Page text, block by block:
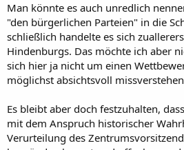
Man könnte es auch unredlich
"den bürgerlichen Parteien" in die
schließlich handelte es sich
Hindenburgs. Das möchte ich aber
sich hier ja nicht um einen
möglichst absichtsvoll
Es bleibt aber doch festzuhalten,
mit dem Anspruch historischer
Verurteilung des